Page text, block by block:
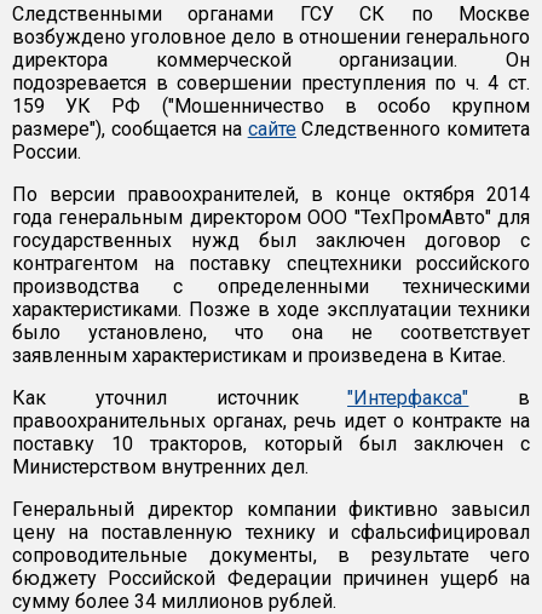
Следственными органами ГСУ СК по Москве
возбуждено уголовное дело в отношении генерального
директора коммерческой организации. Он
подозревается в совершении преступления по ч. 4 ст.
159 УК РФ ("Мошенничество в особо крупном
размере"), сообщается на сайтеСледственного комитета
России.
По версии правоохранителей, в конце октября 2014
года генеральным директором ООО "ТехПромАвто" для
государственных нужд был заключен договор с
контрагентом на поставку спецтехники российского
производства с определенными техническими
характеристиками. Позже в ходе эксплуатации техники
было установлено, что она не соответствует
заявленным характеристикам и произведена в Китае.
Как уточнил источник"Интерфакса" в
правоохранительных органах, речь идет о контракте на
поставку 10 тракторов, который был заключен с
Министерством внутренних дел.
Генеральный директор компании фиктивно завысил
цену на поставленную технику и сфальсифицировал
сопроводительные документы, в результате чего
бюджету Российской Федерации причинен ущерб на
сумму более 34 миллионов рублей.